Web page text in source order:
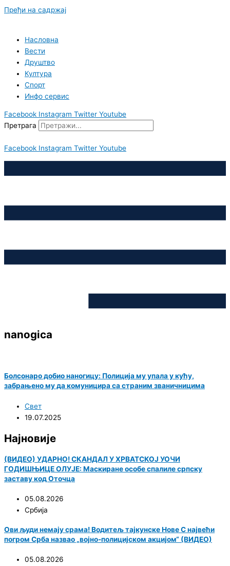
Пређи на садржај
Насловна
Вести
Друштво
Култура
Спорт
Инфо сервис
Facebook Instagram Twitter Youtube
Претрага
Facebook Instagram Twitter Youtube
nanogica
Болсонаро добио наногицу: Полиција му упала у кућу,
забрањено му да комуницира са страним званичницима
Свет
19.07.2025
Најновије
(ВИДЕО) УДАРНО! СКАНДАЛ У ХРВАТСКОЈ УОЧИ
ГОДИШЊИЦЕ ОЛУЈЕ: Маскиране особе спалиле српску
заставу код Оточца
05.08.2026
Србија
Ови људи немају срама! Водитељ тајкунске Нове С највећи
погром Срба назвао „војно-полицијском акцијом“ (ВИДЕО)
05.08.2026